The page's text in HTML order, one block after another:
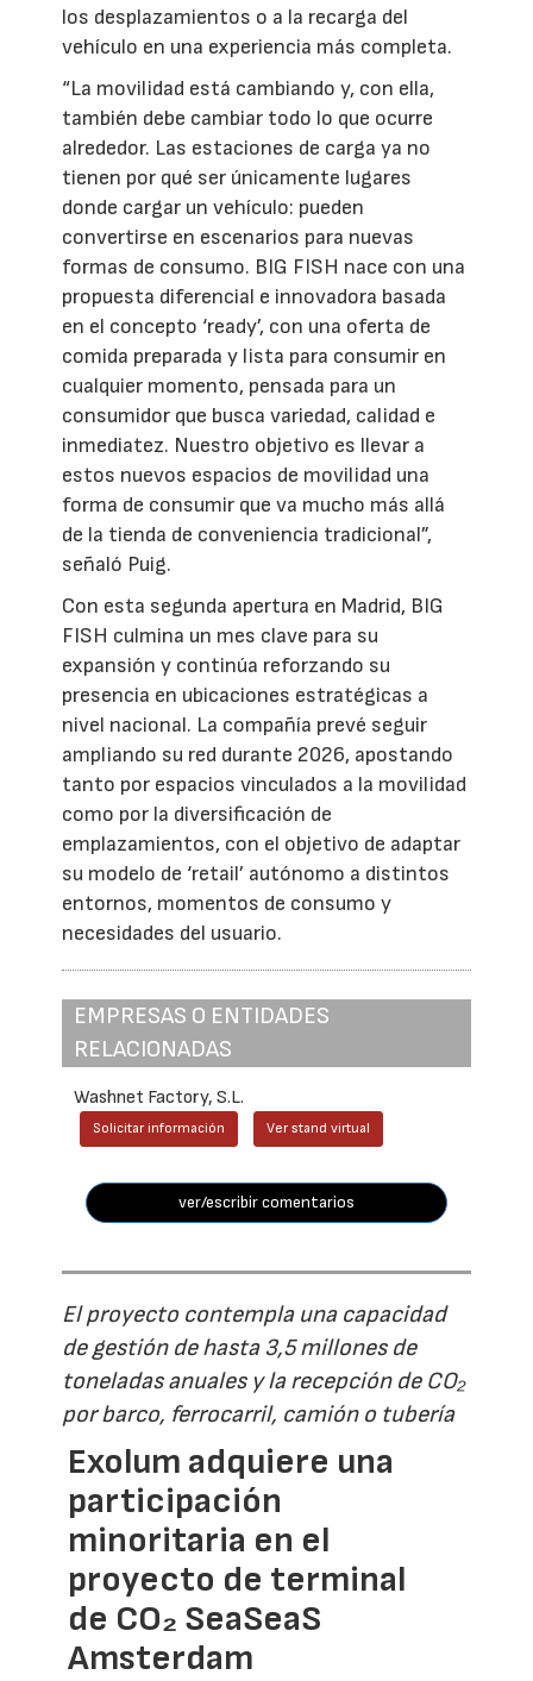
los desplazamientos o a la recarga del
vehículo en una experiencia más completa.
“La movilidad está cambiando y, con ella,
también debe cambiar todo lo que ocurre
alrededor. Las estaciones de carga ya no
tienen por qué ser únicamente lugares
donde cargar un vehículo: pueden
convertirse en escenarios para nuevas
formas de consumo. BIG FISH nace con una
propuesta diferencial e innovadora basada
en el concepto ‘ready’, con una oferta de
comida preparada y lista para consumir en
cualquier momento, pensada para un
consumidor que busca variedad, calidad e
inmediatez. Nuestro objetivo es llevar a
estos nuevos espacios de movilidad una
forma de consumir que va mucho más allá
de la tienda de conveniencia tradicional”,
señaló Puig.
Con esta segunda apertura en Madrid, BIG
FISH culmina un mes clave para su
expansión y continúa reforzando su
presencia en ubicaciones estratégicas a
nivel nacional. La compañía prevé seguir
ampliando su red durante 2026, apostando
tanto por espacios vinculados a la movilidad
como por la diversificación de
emplazamientos, con el objetivo de adaptar
su modelo de ‘retail’ autónomo a distintos
entornos, momentos de consumo y
necesidades del usuario.
EMPRESAS O ENTIDADES
RELACIONADAS
Washnet Factory, S.L.
Solicitar información Ver stand virtual
ver/escribir comentarios
El proyecto contempla una capacidad
de gestión de hasta 3,5 millones de
toneladas anuales y la recepción de CO₂
por barco, ferrocarril, camión o tubería
Exolum adquiere una
participación
minoritaria en el
proyecto de terminal
de CO₂ SeaSeaS
Amsterdam